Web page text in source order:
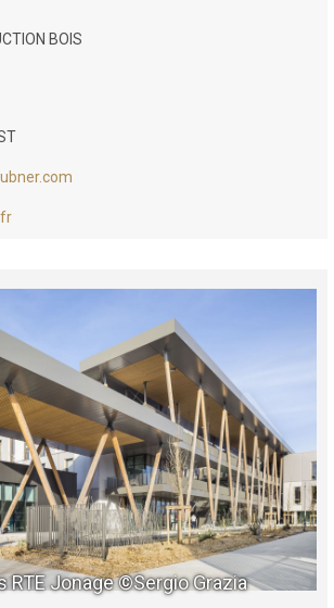
BOIS
RTE Jonage ©Sergio Grazia